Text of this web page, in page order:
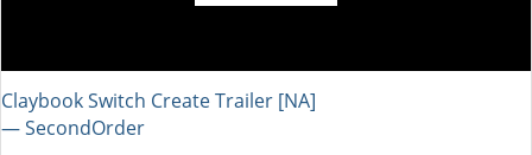
Claybook Switch Create Trailer [NA]
― SecondOrder